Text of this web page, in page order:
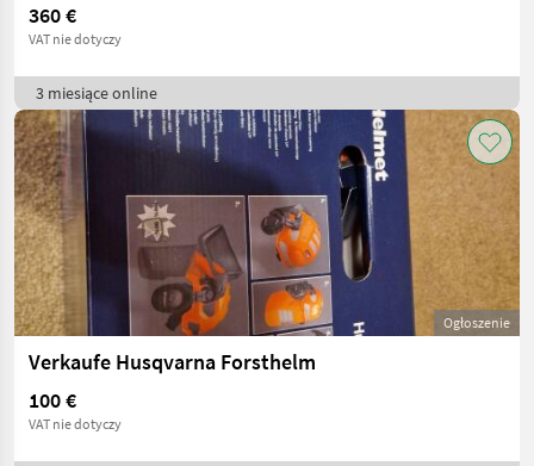
360 €
VAT nie dotyczy
3 miesiące online
Ogłoszenie
Verkaufe Husqvarna Forsthelm
100 €
VAT nie dotyczy